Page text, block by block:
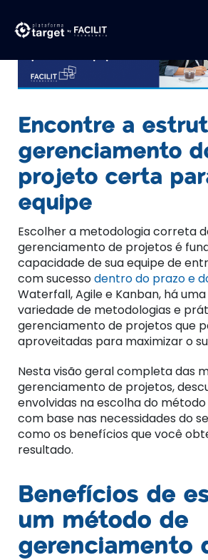
Encontre a
gerenciamento
projeto certa
equipe
Escolher a metodologia correta
gerenciamento de projetos é
capacidade de sua equipe de
com sucessodentro do prazo e
Waterfall, Agile e Kanban, há
variedade de metodologias e
gerenciamento de projetos que
aproveitadas para maximizar o
Nesta visão geral completa das
gerenciamento de projetos,
envolvidas na escolha do
com base nas necessidades do
como os benefícios que você
resultado.
Benefícios de
um método de
gerenciamento